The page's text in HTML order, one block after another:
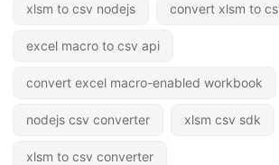
xlsm to csv nodejs convert xlsm to
excel macro to csv api
convert excel macro-enabled workbook
nodejs csv converter xlsm csv sdk
xlsm to csv converter